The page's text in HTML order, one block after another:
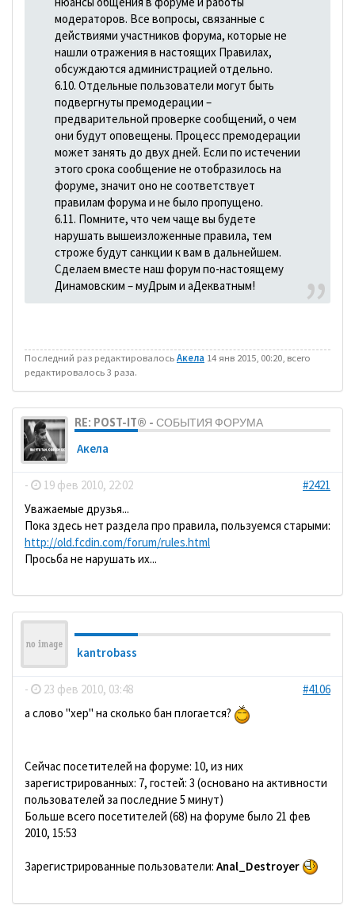
модераторов. Все вопросы, связанные с
действиями участников форума, которые не
нашли отражения в настоящих Правилах,
обсуждаются администрацией отдельно.
6.10. Отдельные пользователи могут быть
подвергнуты премодерации –
предварительной проверке сообщений, о чем
они будут оповещены. Процесс премодерации
может занять до двух дней. Если по истечении
этого срока сообщение не отобразилось на
форуме, значит оно не соответствует
правилам форума и не было пропущено.
6.11. Помните, что чем чаще вы будете
нарушать вышеизложенные правила, тем
строже будут санкции к вам в дальнейшем.
Сделаем вместе наш форум по-настоящему
Динамовским – муДрым и аДекватным!
Последний раз редактировалосьАкела 14 янв 2015, 00:20, всего
редактировалось 3 раза.
RE: POST-IT® - СОБЫТИЯ ФОРУМА
Акела
- 19 фев 2010, 22:02
#2421
Уважаемые друзья...
Пока здесь нет раздела про правила, пользуемся старыми:
http://old.fcdin.com/forum/rules.html
Просьба не нарушать их...
kantrobass
- 23 фев 2010, 03:48
#4106
а слово "хер" на сколько бан плогается?
Сейчас посетителей на форуме: 10, из них
зарегистрированных: 7, гостей: 3 (основано на активности
пользователей за последние 5 минут)
Больше всего посетителей (68) на форуме было 21 фев
2010, 15:53
Зарегистрированные пользователи: Anal_Destroyer